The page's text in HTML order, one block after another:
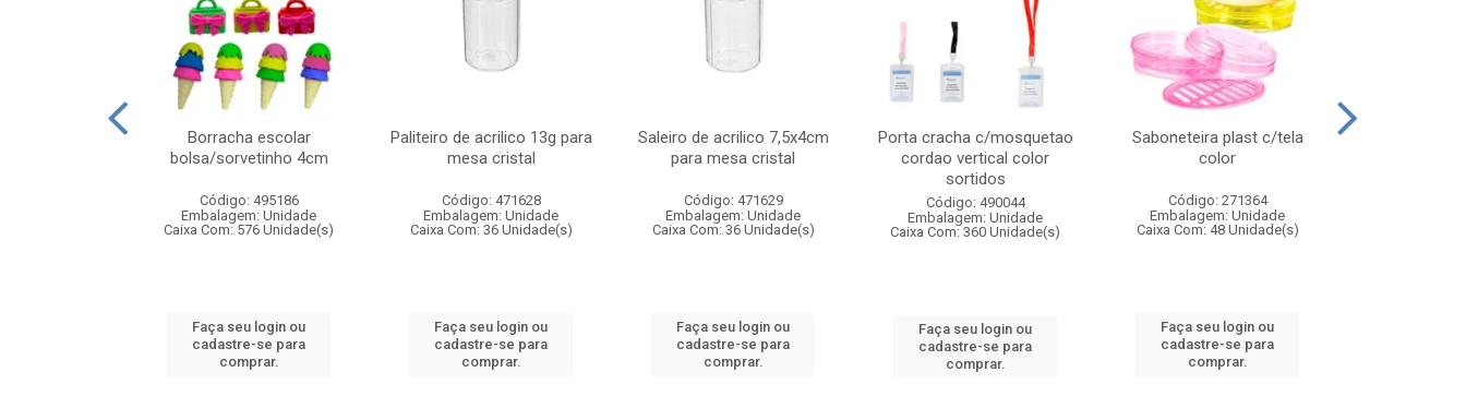
Borracha escolar
bolsa/sorvetinho 4cm
Código: 495186
Embalagem: Unidade
Caixa Com: 576 Unidade(s)
Faça seu login ou
cadastre-se para
comprar.
Paliteiro de acrilico 13g para
mesa cristal
Código: 471628
Embalagem: Unidade
Caixa Com: 36 Unidade(s)
Faça seu login ou
cadastre-se para
comprar.
Saleiro de acrilico 7,5x4cm
para mesa cristal
Código: 471629
Embalagem: Unidade
Caixa Com: 36 Unidade(s)
Faça seu login ou
cadastre-se para
comprar.
Porta cracha c/mosquetao
cordao vertical color
sortidos
Código: 490044
Embalagem: Unidade
Caixa Com: 360 Unidade(s)
Faça seu login ou
cadastre-se para
comprar.
Saboneteira plast c/tela
color
Código: 271364
Embalagem: Unidade
Caixa Com: 48 Unidade(s)
Faça seu login ou
cadastre-se para
comprar.